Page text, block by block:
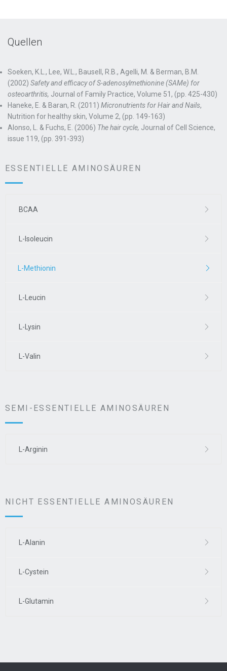
Quellen
Soeken, K.L., Lee, W.L., Bausell, R.B., Agelli, M. & Berman, B.M.
(2002) Safety and efficacy of S-adenosylmethionine (SAMe) for
osteoarthritis, Journal of Family Practice, Volume 51, (pp. 425-430)
Haneke, E. & Baran, R. (2011) Micronutrients for Hair and Nails,
Nutrition for healthy skin, Volume 2, (pp. 149-163)
Alonso, L. & Fuchs, E. (2006) The hair cycle, Journal of Cell Science,
issue 119, (pp. 391-393)
ESSENTIELLE AMINOSÄUREN
BCAA
L-Isoleucin
L-Methionin
L-Leucin
L-Lysin
L-Valin
SEMI-ESSENTIELLE AMINOSÄUREN
L-Arginin
NICHT ESSENTIELLE AMINOSÄUREN
L-Alanin
L-Cystein
L-Glutamin